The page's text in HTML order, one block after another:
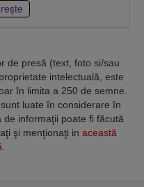
de presă (text, foto si/sau
intelectuală, este
în limita a 250 de semne.
luate în considerare în
informaţii poate fi făcută
şi menţionaţi in această